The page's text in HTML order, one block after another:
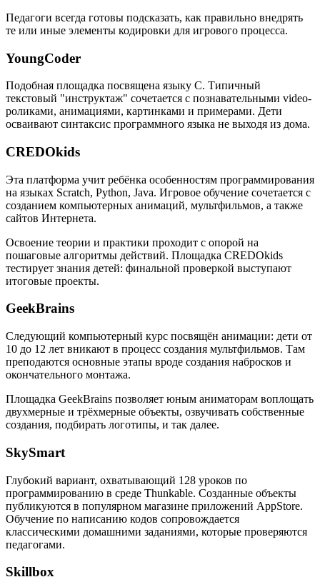
Педагоги всегда готовы подсказать, как правильно внедрять
те или иные элементы кодировки для игрового процесса.
YoungCoder
Подобная площадка посвящена языку C. Типичный
текстовый "инструктаж" сочетается с познавательными video-
роликами, анимациями, картинками и примерами. Дети
осваивают синтаксис программного языка не выходя из дома.
CREDOkids
Эта платформа учит ребёнка особенностям программирования
на языках Scratch, Python, Java. Игровое обучение сочетается с
созданием компьютерных анимаций, мультфильмов, а также
сайтов Интернета.
Освоение теории и практики проходит с опорой на
пошаговые алгоритмы действий. Площадка CREDOkids
тестирует знания детей: финальной проверкой выступают
итоговые проекты.
GeekBrains
Следующий компьютерный курс посвящён анимации: дети от
10 до 12 лет вникают в процесс создания мультфильмов. Там
преподаются основные этапы вроде создания набросков и
окончательного монтажа.
Площадка GeekBrains позволяет юным аниматорам воплощать
двухмерные и трёхмерные объекты, озвучивать собственные
создания, подбирать логотипы, и так далее.
SkySmart
Глубокий вариант, охватывающий 128 уроков по
программированию в среде Thunkable. Созданные объекты
публикуются в популярном магазине приложений AppStore.
Обучение по написанию кодов сопровождается
классическими домашними заданиями, которые проверяются
педагогами.
Skillbox